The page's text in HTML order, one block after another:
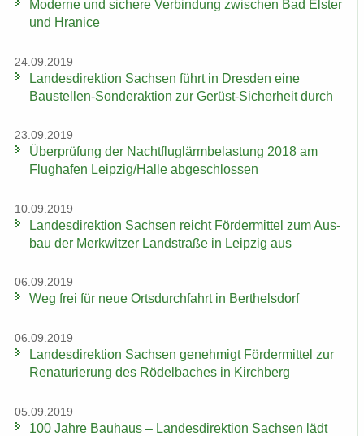
Mo­der­ne und si­che­re Ver­bin­dung zwi­schen Bad Els­ter
und Hra­nice
24.09.2019
Lan­des­di­rek­ti­on Sach­sen führt in Dres­den eine
Baustellen-​Sonderaktion zur Gerüst-​Sicherheit durch
23.09.2019
Über­prü­fung der Nacht­flug­lärm­be­las­tung 2018 am
Flug­ha­fen Leip­zig/Halle ab­ge­schlos­sen
10.09.2019
Lan­des­di­rek­ti­on Sach­sen reicht För­der­mit­tel zum Aus­
bau der Merk­wit­zer Land­stra­ße in Leip­zig aus
06.09.2019
Weg frei für neue Orts­durch­fahrt in Bert­hels­dorf
06.09.2019
Lan­des­di­rek­ti­on Sach­sen ge­neh­migt För­der­mit­tel zur
Re­na­tu­rie­rung des Rö­del­ba­ches in Kirch­berg
05.09.2019
100 Jahre Bau­haus – Lan­des­di­rek­ti­on Sach­sen lädt